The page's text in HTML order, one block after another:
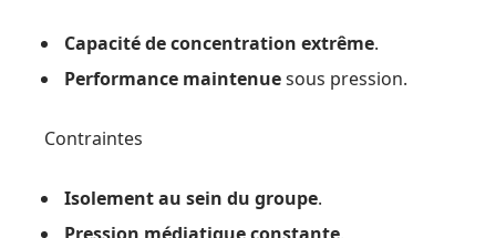
Capacité de concentration extrême.
Performance maintenuesous pression.
Contraintes
Isolement au sein du groupe.